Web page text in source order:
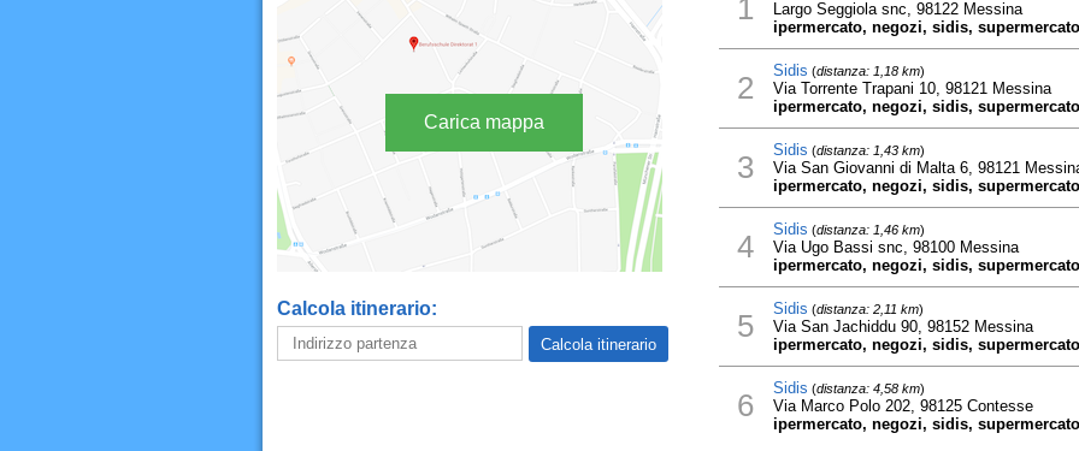
Carica mappa
Calcola itinerario:
1
Largo Seggiola snc, 98122 Messina
ipermercato, negozi, sidis, supermercato
2 Sidis (distanza: 1,18 km)
Via Torrente Trapani 10, 98121 Messina
ipermercato, negozi, sidis, supermercato
3 Sidis (distanza: 1,43 km)
Via San Giovanni di Malta 6, 98121
ipermercato, negozi, sidis, supermercato
4 Sidis (distanza: 1,46 km)
Via Ugo Bassi snc, 98100 Messina
ipermercato, negozi, sidis, supermercato
5 Sidis (distanza: 2,11 km)
Via San Jachiddu 90, 98152 Messina
ipermercato, negozi, sidis, supermercato
6 Sidis (distanza: 4,58 km)
Via Marco Polo 202, 98125 Contesse
ipermercato, negozi, sidis, supermercato